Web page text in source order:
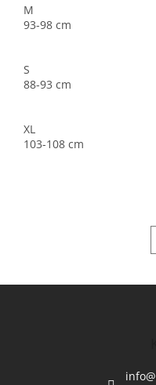
M
93-98 cm
S
88-93 cm
XL
103-108 cm
info@